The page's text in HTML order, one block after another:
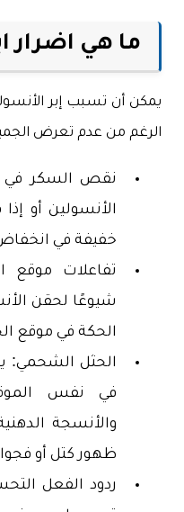
ما هي اضرار
يمكن أن تسبب إبر
الرغم من عدم تعرض
نقص السكر في
الأنسولين أو
خفيفة في
تفاعلات موقع
شيوعًا لحقن
الحكة في موقع
الحثل الشحمي:
في نفس
والأنسجة
ظهور كتل أو
ردود الفعل